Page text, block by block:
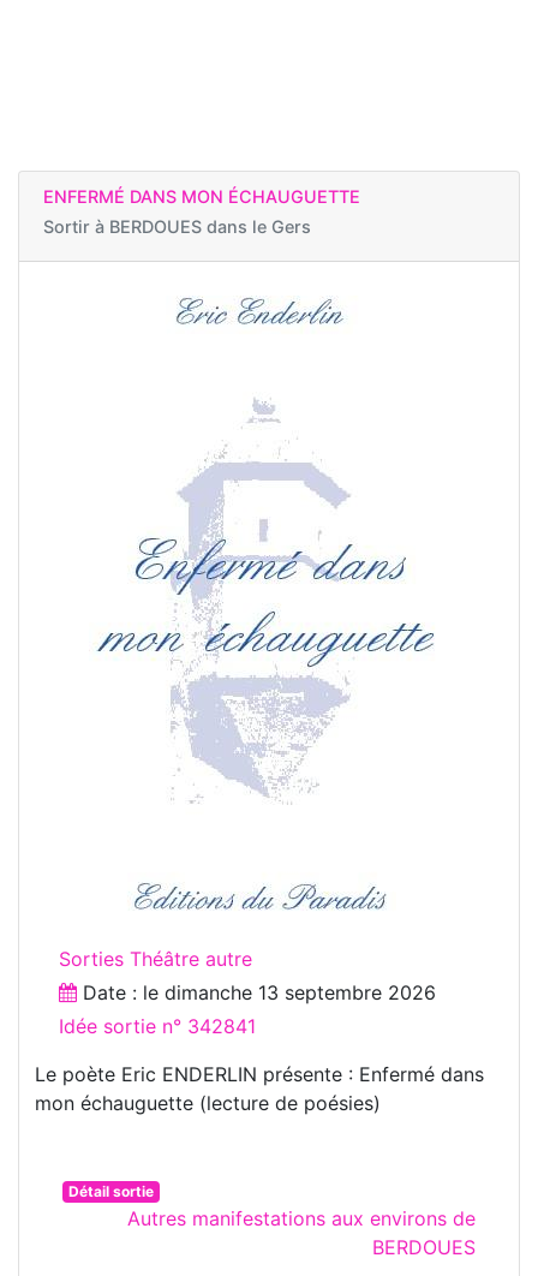
ENFERMÉ DANS MON ÉCHAUGUETTE
Sortir à BERDOUES dans le Gers
Sorties Théâtre autre
Date : le dimanche 13 septembre 2026
Idée sortie n° 342841
Le poète Eric ENDERLIN présente : Enfermé dans
mon échauguette (lecture de poésies)
Détail sortie
Autres manifestations aux environs de
BERDOUES